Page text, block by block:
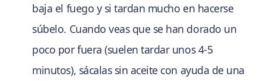
baja el fuego y si tardan mucho en hacerse
súbelo. Cuando veas que se han dorado un
poco por fuera (suelen tardar unos 4-5
minutos), sácalas sin aceite con ayuda de una